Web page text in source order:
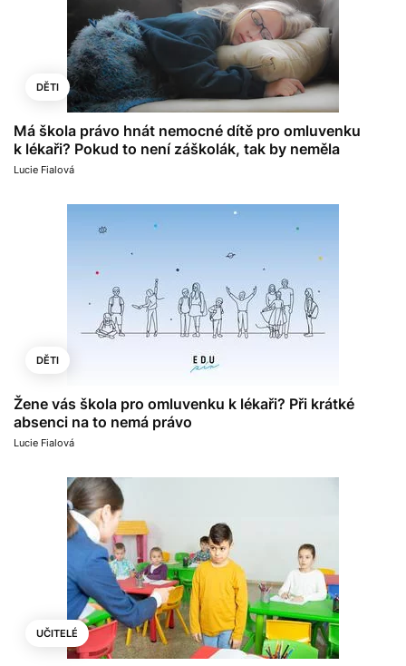
DĚTI
Má škola právo hnát nemocné dítě pro omluvenku
k lékaři? Pokud to není záškolák, tak by neměla
Lucie Fialová
DĚTI
Žene vás škola pro omluvenku k lékaři? Při krátké
absenci na to nemá právo
Lucie Fialová
UČITELÉ